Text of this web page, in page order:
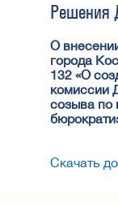
Решения
О
города
132 «О
комиссии
созыва по
Скачать